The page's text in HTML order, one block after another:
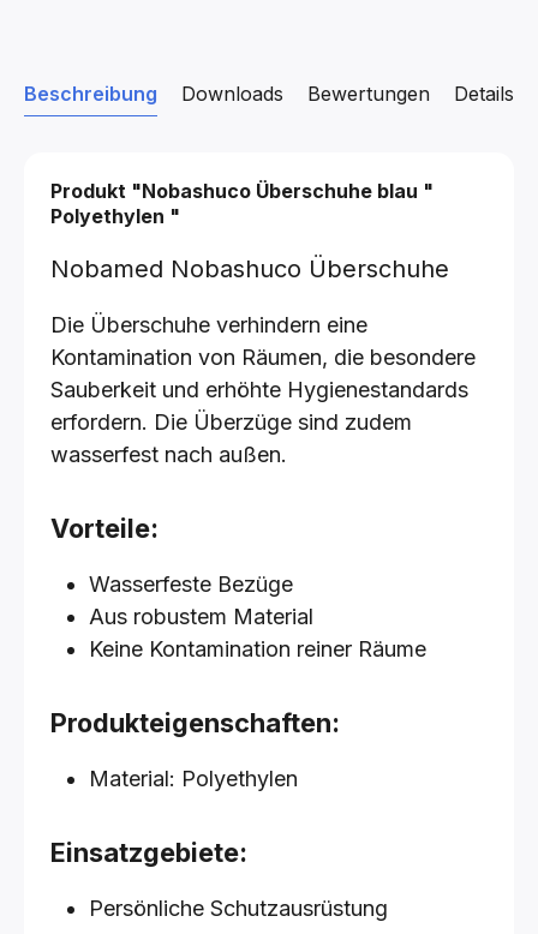
Beschreibung Downloads Details
Bewertungen
Produkt "Nobashuco Überschuhe blau "
Polyethylen "
Nobamed Nobashuco Überschuhe
Die Überschuhe verhindern eine
Kontamination von Räumen, die besondere
Sauberkeit und erhöhte Hygienestandards
erfordern. Die Überzüge sind zudem
wasserfest nach außen.
Vorteile:
Wasserfeste Bezüge
Aus robustem Material
Keine Kontamination reiner Räume
Produkteigenschaften:
Material: Polyethylen
Einsatzgebiete:
Persönliche Schutzausrüstung